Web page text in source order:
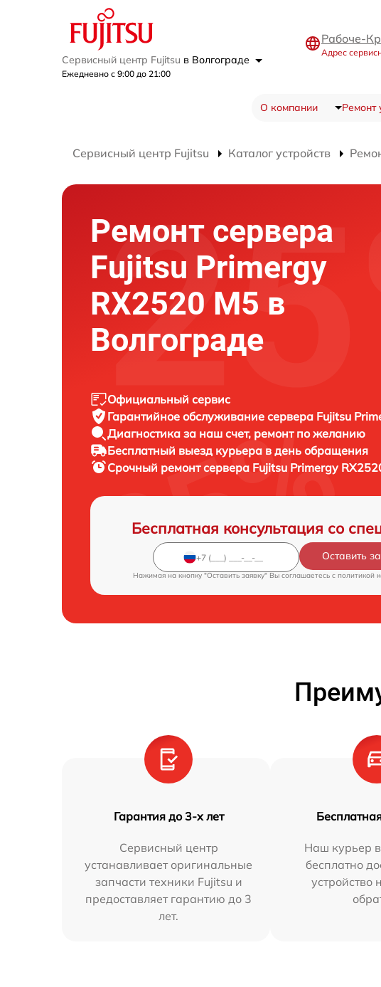
Сервисный центр Fujitsu в Волгограде
Ежедневно с 9:00 до 21:00
Рабоче-
Адрес
О компании Ремонт
Сервисный центр Fujitsu Каталог устройств
Ремонт сервера
Fujitsu Primergy
RX2520 M5 в
Волгограде
Официальный сервис
Гарантийное обслуживание сервера Fujitsu
Диагностика за наш счет, ремонт по желанию
Бесплатный выезд курьера в день обращения
Срочный ремонтсервера Fujitsu Primergy
Бесплатная консультация со
Оставить
Нажимая на кнопку "Оставить заявку" Вы соглашаетесь c политикой
Гарантия до 3-х лет
Сервисный центр
устанавливает оригинальные
запчасти техники Fujitsu и
предоставляет гарантию до 3
лет.
Наш курьер
бесплатно
устройство